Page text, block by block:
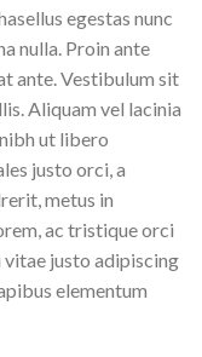
egestas nunc
nulla. Proin ante
ante. Vestibulum sit
Aliquam vel lacinia
ut libero
justo orci, a
metus in
ac tristique orci
vitae justo adipiscing
elementum